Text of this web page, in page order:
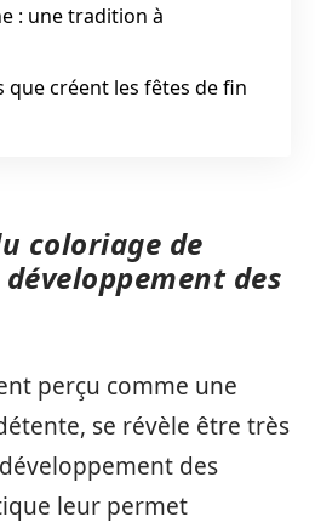
: une tradition à
que créent les fêtes de fin
coloriage de
des
perçu comme une
se révèle être très
des
leur permet